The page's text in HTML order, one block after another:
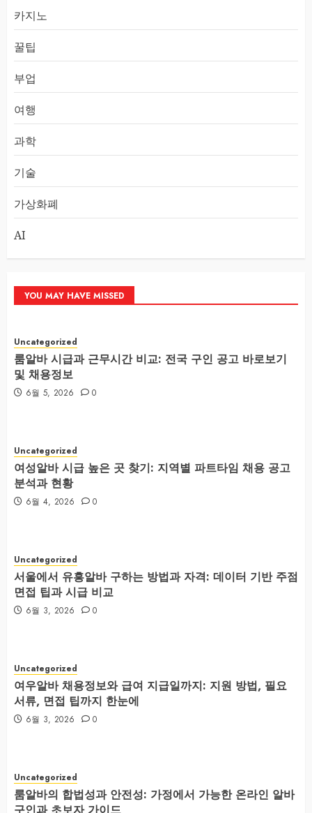
카지노
꿀팁
부업
여행
과학
기술
가상화폐
AI
YOU MAY HAVE MISSED
Uncategorized
룸알바 시급과 근무시간 비교: 전국 구인 공고 바로보기
및 채용정보
6월 5, 2026 0
Uncategorized
여성알바 시급 높은 곳 찾기: 지역별 파트타임 채용 공고
분석과 현황
6월 4, 2026 0
Uncategorized
서울에서 유흥알바 구하는 방법과 자격: 데이터 기반 주점
면접 팁과 시급 비교
6월 3, 2026 0
Uncategorized
여우알바 채용정보와 급여 지급일까지: 지원 방법, 필요
서류, 면접 팁까지 한눈에
6월 3, 2026 0
Uncategorized
룸알바의 합법성과 안전성: 가정에서 가능한 온라인 알바